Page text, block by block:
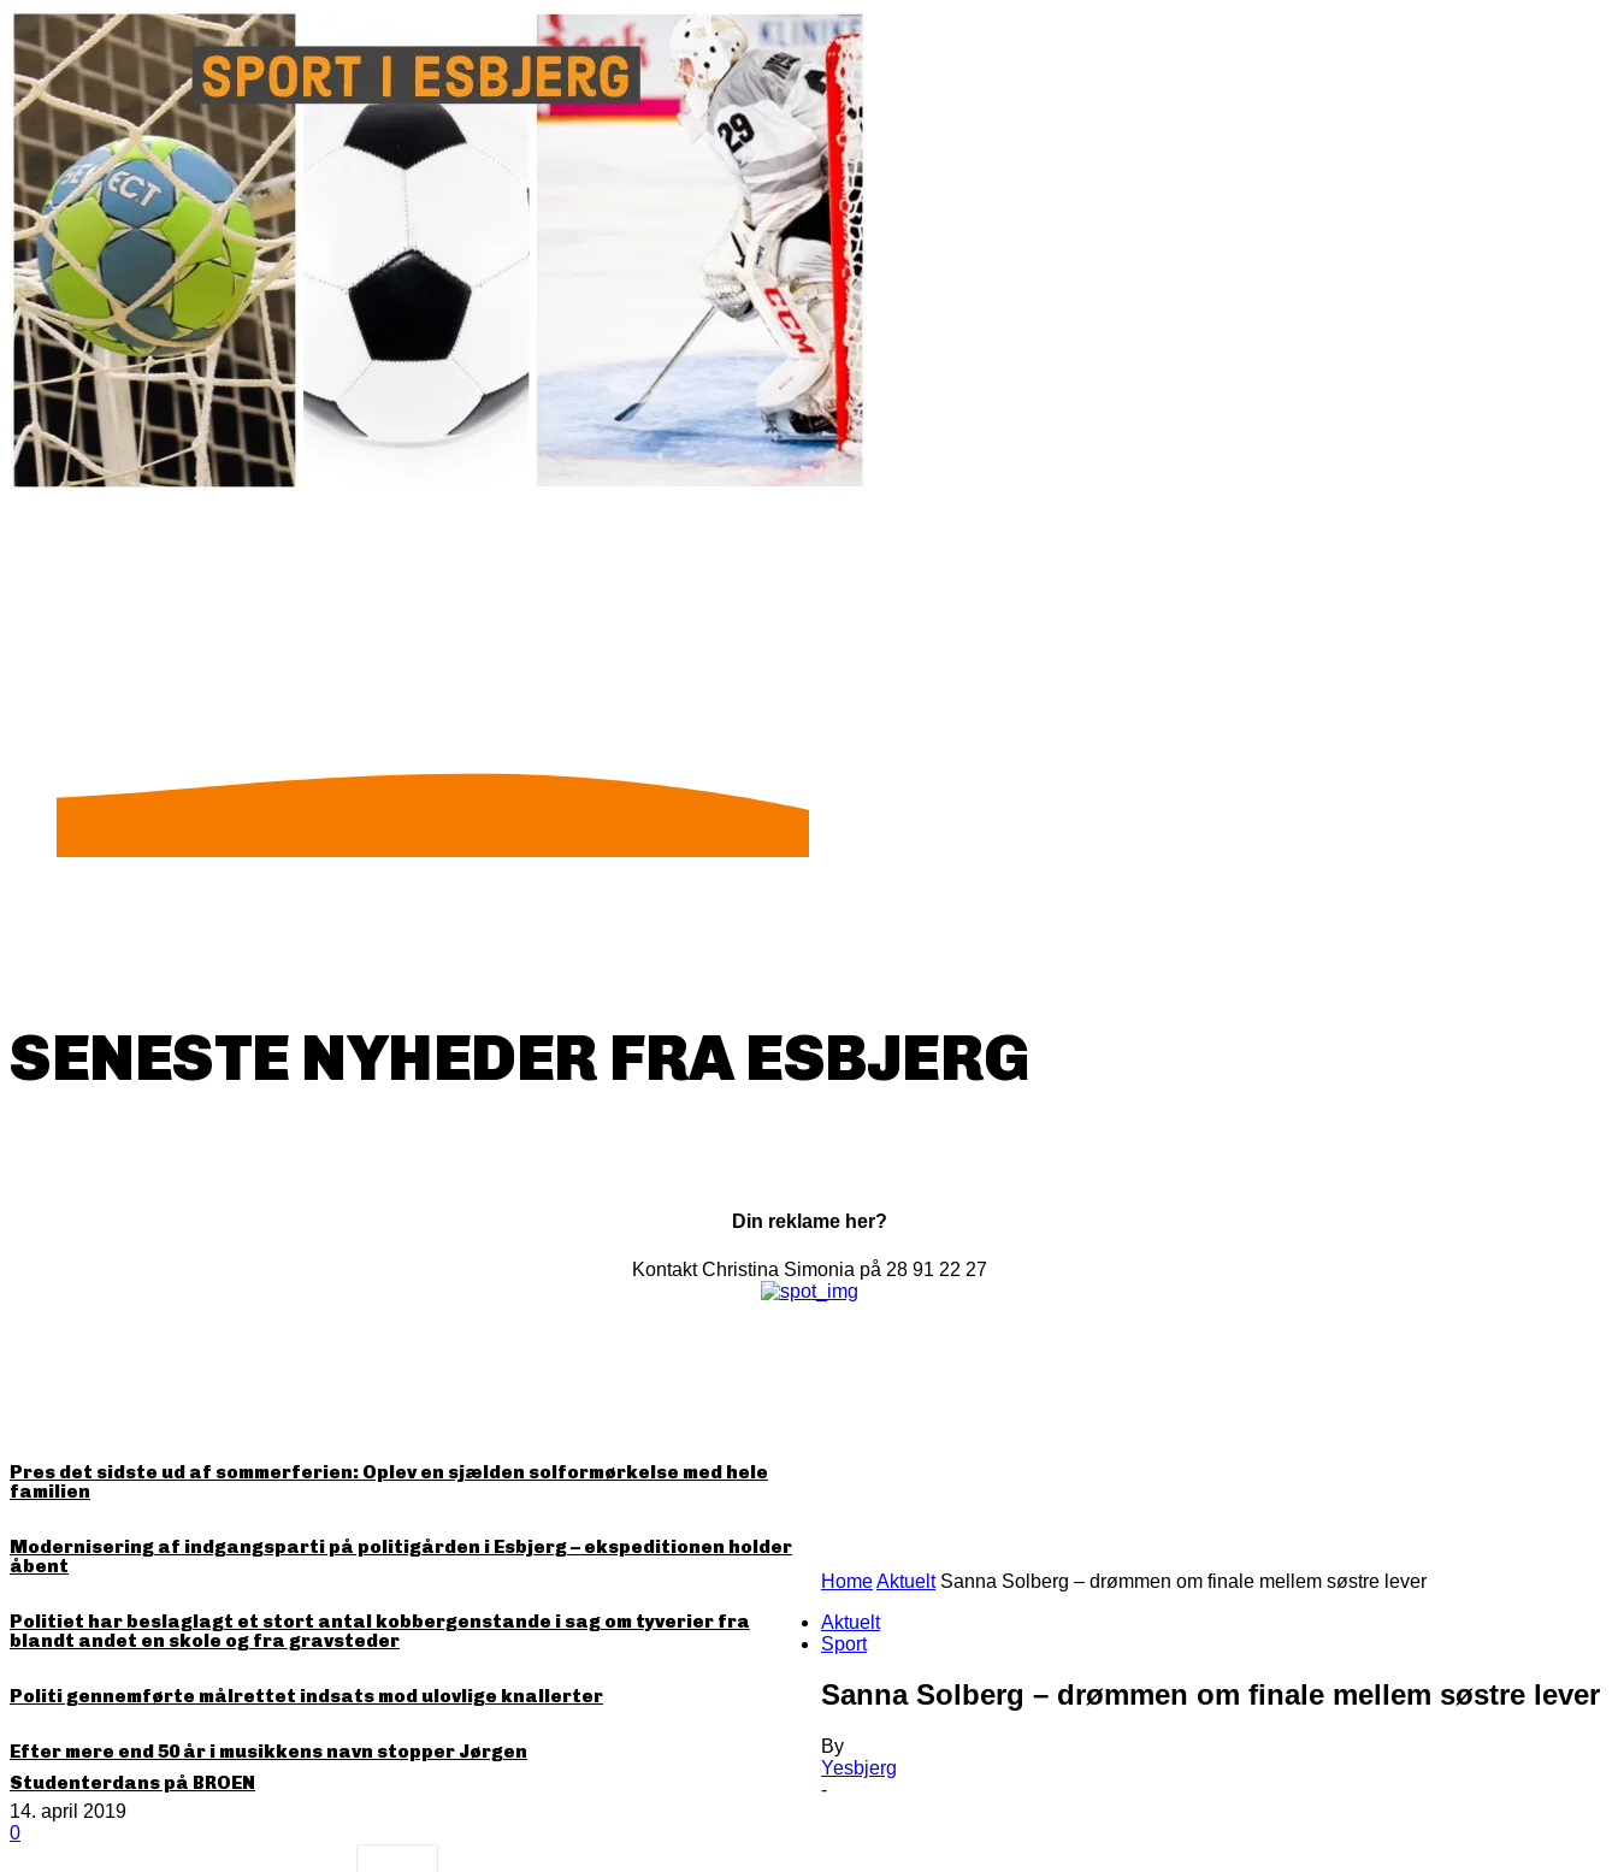
SENESTE NYHEDER FRA ESBJERG
Din reklame her?
Kontakt Christina Simonia på 28 91 22 27
Pres det sidste ud af sommerferien: Oplev en sjælden solformørkelse med hele
familien
Modernisering af indgangsparti på politigården i Esbjerg – ekspeditionen holder
åbent
Politiet har beslaglagt et stort antal kobbergenstande i sag om tyverier fra
blandt andet en skole og fra gravsteder
Politi gennemførte målrettet indsats mod ulovlige knallerter
Efter mere end 50 år i musikkens navn stopper Jørgen
Studenterdans på BROEN
HomeAktuelt Sanna Solberg – drømmen om finale mellem søstre lever
Aktuelt
Sport
Sanna Solberg – drømmen om finale mellem søstre lever
By
Yesbjerg
-
14. april 2019
0